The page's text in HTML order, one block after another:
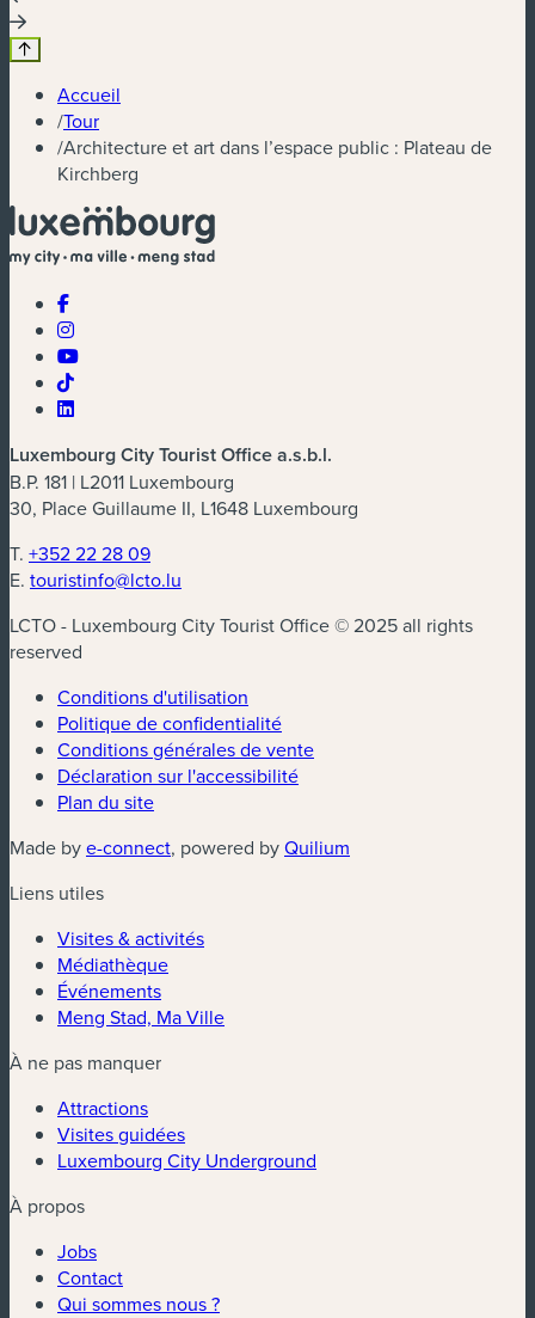
Accueil
/Tour
/Architecture et art dans l’espace public : Plateau de
Kirchberg
Luxembourg City Tourist Office a.s.b.l.
B.P. 181 | L2011 Luxembourg
30, Place Guillaume II, L1648 Luxembourg
T. +352 22 28 09
E. touristinfo@lcto.lu
LCTO - Luxembourg City Tourist Office © 2025 all rights
reserved
Conditions d'utilisation
Politique de confidentialité
Conditions générales de vente
Déclaration sur l'accessibilité
Plan du site
Made bye-connect(nouvelle fenêtre)
, powered byQuilium
Liens utiles
Visites & activités
Médiathèque
Événements
Meng Stad, Ma Ville
À ne pas manquer
Attractions
Visites guidées
Luxembourg City Underground
À propos
Jobs
Contact
Qui sommes nous ?